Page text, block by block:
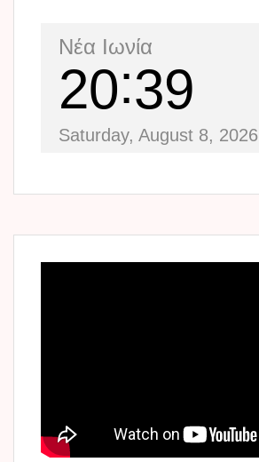
Νέα Ιωνία
20 39
Saturday, August 8, 2026